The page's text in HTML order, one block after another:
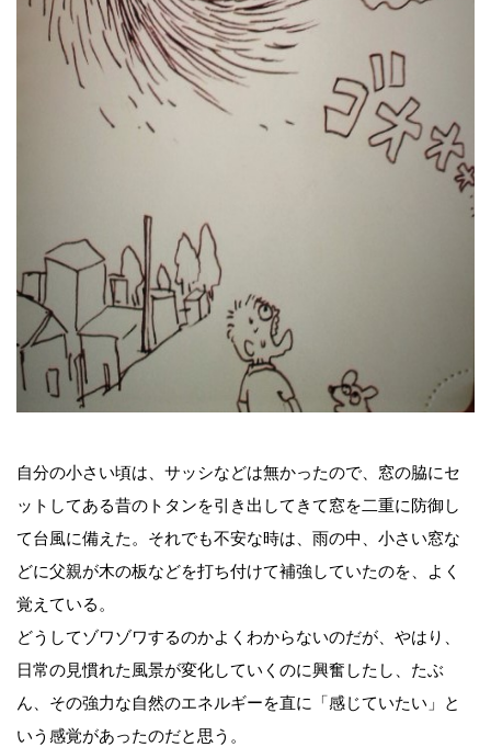
自分の小さい頃は、サッシなどは無かったので、窓の脇にセ
ットしてある昔のトタンを引き出してきて窓を二重に防御し
て台風に備えた。それでも不安な時は、雨の中、小さい窓な
どに父親が木の板などを打ち付けて補強していたのを、よく
覚えている。
どうしてゾワゾワするのかよくわからないのだが、やはり、
日常の見慣れた風景が変化していくのに興奮したし、たぶ
ん、その強力な自然のエネルギーを直に「感じていたい」と
いう感覚があったのだと思う。